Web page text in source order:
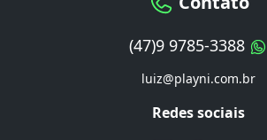
(47)9 9785-3388
luiz@playni.com.br
Redes sociais